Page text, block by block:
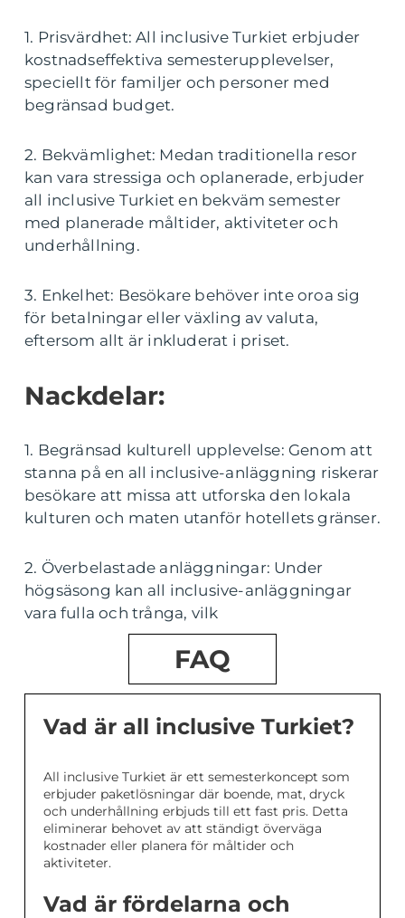
1. Prisvärdhet: All inclusive Turkiet erbjuder
kostnadseffektiva semesterupplevelser,
speciellt för familjer och personer med
begränsad budget.
2. Bekvämlighet: Medan traditionella resor
kan vara stressiga och oplanerade, erbjuder
all inclusive Turkiet en bekväm semester
med planerade måltider, aktiviteter och
underhållning.
3. Enkelhet: Besökare behöver inte oroa sig
för betalningar eller växling av valuta,
eftersom allt är inkluderat i priset.
Nackdelar:
1. Begränsad kulturell upplevelse: Genom att
stanna på en all inclusive-anläggning riskerar
besökare att missa att utforska den lokala
kulturen och maten utanför hotellets gränser.
2. Överbelastade anläggningar: Under
högsäsong kan all inclusive-anläggningar
vara fulla och trånga, vilk
FAQ
Vad är all inclusive Turkiet?
All inclusive Turkiet är ett semesterkoncept som
erbjuder paketlösningar där boende, mat, dryck
och underhållning erbjuds till ett fast pris. Detta
eliminerar behovet av att ständigt överväga
kostnader eller planera för måltider och
aktiviteter.
Vad är fördelarna och